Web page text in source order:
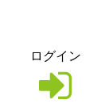
ログイン